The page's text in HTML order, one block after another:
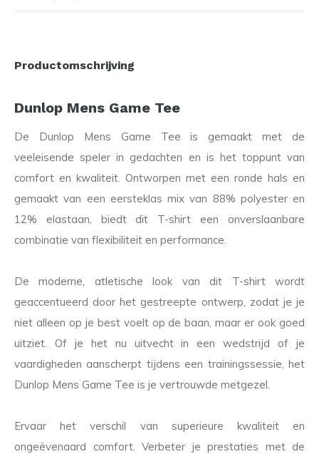
Productomschrijving
Dunlop Mens Game Tee
De Dunlop Mens Game Tee is gemaakt met de
veeleisende speler in gedachten en is het toppunt van
comfort en kwaliteit. Ontworpen met een ronde hals en
gemaakt van een eersteklas mix van 88% polyester en
12% elastaan, biedt dit T-shirt een onverslaanbare
combinatie van flexibiliteit en performance.
De moderne, atletische look van dit T-shirt wordt
geaccentueerd door het gestreepte ontwerp, zodat je je
niet alleen op je best voelt op de baan, maar er ook goed
uitziet. Of je het nu uitvecht in een wedstrijd of je
vaardigheden aanscherpt tijdens een trainingssessie, het
Dunlop Mens Game Tee is je vertrouwde metgezel.
Ervaar het verschil van superieure kwaliteit en
ongeëvenaard comfort. Verbeter je prestaties met de